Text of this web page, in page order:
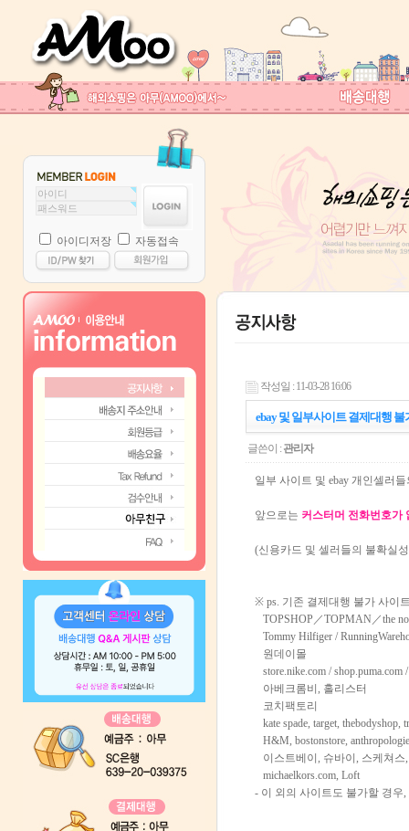
아이디저장 자동접속
작성일 : 11-03-28 16:06
ebay 및 일부사이트 결제대행 불
글쓴이 : 관리자
일부 사이트 및 ebay 개인셀러
앞으로는 커스터머 전화번호가
(신용카드 및 셀러들의 불확실
※ ps. 기존 결제대행 불가 사이
TOPSHOP／TOPMAN／the
Tommy Hilfiger /
원데이몰
store.nike.com / shop.puma.com
아베크롬비, 홀리스터
코치팩토리
kate spade, target, thebodyshop,
H&M, bostonstore,
이스트베이, 슈바이, 스케쳐스,
michaelkors.com, Loft
- 이 외의 사이트도 불가할 경우